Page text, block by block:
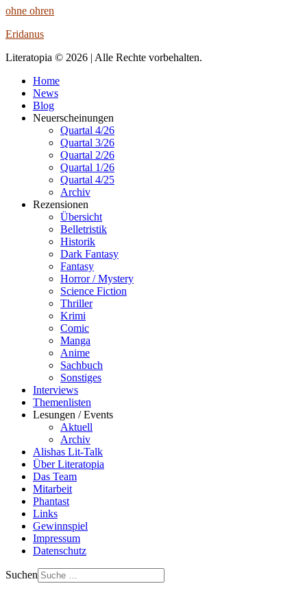
ohne ohren
Eridanus
Literatopia © 2026 | Alle Rechte vorbehalten.
Home
News
Blog
Neuerscheinungen
Quartal 4/26
Quartal 3/26
Quartal 2/26
Quartal 1/26
Quartal 4/25
Archiv
Rezensionen
Übersicht
Belletristik
Historik
Dark Fantasy
Fantasy
Horror / Mystery
Science Fiction
Thriller
Krimi
Comic
Manga
Anime
Sachbuch
Sonstiges
Interviews
Themenlisten
Lesungen / Events
Aktuell
Archiv
Alishas Lit-Talk
Über Literatopia
Das Team
Mitarbeit
Phantast
Links
Gewinnspiel
Impressum
Datenschutz
Suchen